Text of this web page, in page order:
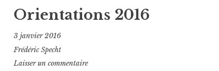
b
l
i
d
a
g
u
é
h
r
Orientations 2016
3 janvier 2016
Frédéric Specht
Laisser un commentaire